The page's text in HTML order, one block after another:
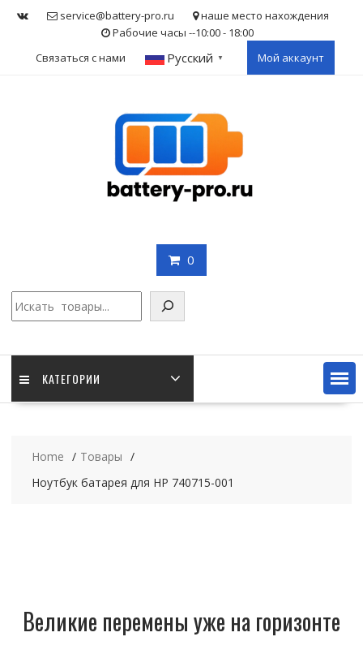
service@battery-pro.ru
наше место нахождения
Рабочие часы --10:00 - 18:00
Связаться с нами
Русский ▼ Мой аккаунт
0
КАТЕГОРИИ
Home
Товары
Ноутбук батарея для HP 740715-001
Великие перемены уже на горизонте